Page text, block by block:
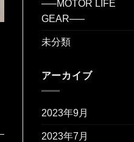
—–MOTOR LIFE
GEAR—–
未分類
アーカイブ
2023年9月
2023年7月